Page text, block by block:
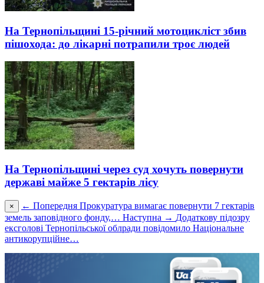
На Тернопільщині 15-річний мотоцикліст збив
пішохода: до лікарні потрапили троє людей
На Тернопільщині через суд хочуть повернути
державі майже 5 гектарів лісу
× ← Попередня Прокуратура вимагає повернути 7 гектарів
земель заповідного фонду,… Наступна → Додаткову підозру
ексголові Тернопільської облради повідомило Національне
антикорупційне…